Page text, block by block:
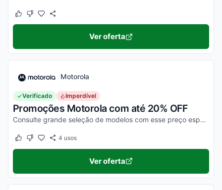
Este cupom funcionou
Este cupom não funcionou
Ver oferta
Motorola
Verificado Imperdível
Promoções Motorola com até 20% OFF
Consulte grande seleção de modelos com esse preço especial. Aproveite para comprar e economizar nas ofertas selecionadas!
Este cupom funcionou
Este cupom não funcionou
4 usos
Ver oferta